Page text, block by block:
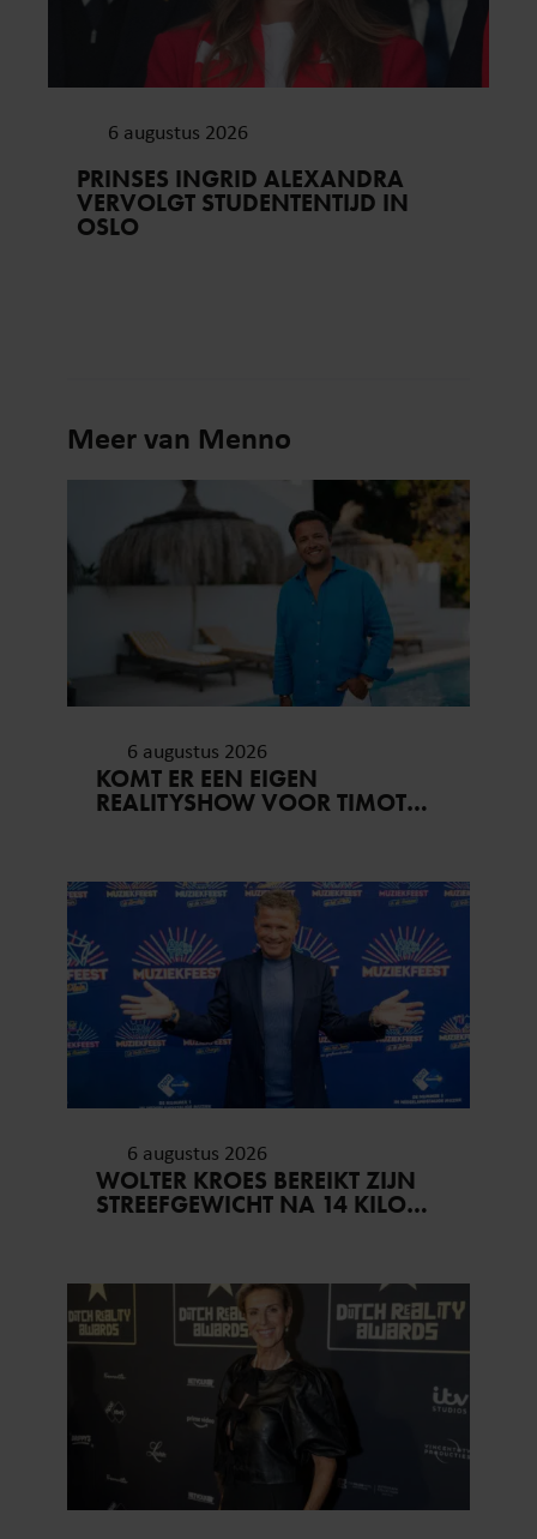
6 augustus 2026
PRINSES INGRID ALEXANDRA
VERVOLGT STUDENTENTIJD IN
OSLO
Meer van Menno
6 augustus 2026
KOMT ER EEN EIGEN
REALITYSHOW VOOR TIMOTHY
6 augustus 2026
WOLTER KROES BEREIKT ZIJN
STREEFGEWICHT NA 14 KILO